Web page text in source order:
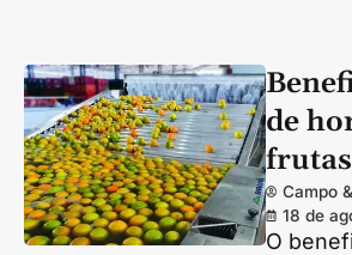
de
frutas
Campo
18 de
O